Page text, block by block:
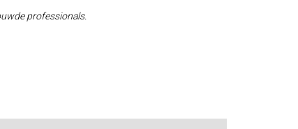
professionals.